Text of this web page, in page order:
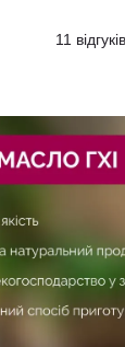
11 відгуків